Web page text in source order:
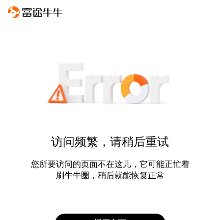
访问频繁，请稍后重试
您所要访问的页面不在这儿，它可能正忙着
刷牛牛圈，稍后就能恢复正常